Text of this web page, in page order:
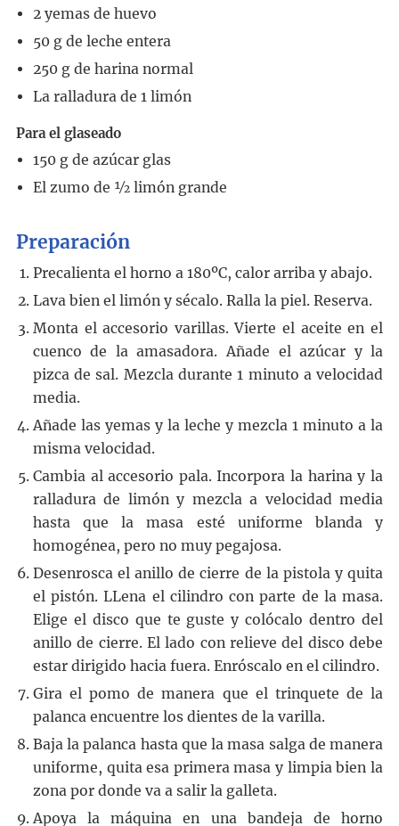
2 yemas de huevo
50 g de leche entera
250 g de harina normal
La ralladura de 1 limón
Para el glaseado
150 g de azúcar glas
El zumo de ½ limón grande
Preparación
Precalienta el horno a 180ºC, calor arriba y abajo.
Lava bien el limón y sécalo. Ralla la piel. Reserva.
Monta el accesorio varillas. Vierte el aceite en el
cuenco de la amasadora. Añade el azúcar y la
pizca de sal. Mezcla durante 1 minuto a velocidad
media.
Añade las yemas y la leche y mezcla 1 minuto a la
misma velocidad.
Cambia al accesorio pala. Incorpora la harina y la
ralladura de limón y mezcla a velocidad media
hasta que la masa esté uniforme blanda y
homogénea, pero no muy pegajosa.
Desenrosca el anillo de cierre de la pistola y quita
el pistón. LLena el cilindro con parte de la masa.
Elige el disco que te guste y colócalo dentro del
anillo de cierre. El lado con relieve del disco debe
estar dirigido hacia fuera. Enróscalo en el cilindro.
Gira el pomo de manera que el trinquete de la
palanca encuentre los dientes de la varilla.
Baja la palanca hasta que la masa salga de manera
uniforme, quita esa primera masa y limpia bien la
zona por donde va a salir la galleta.
Apoya la máquina en una bandeja de horno